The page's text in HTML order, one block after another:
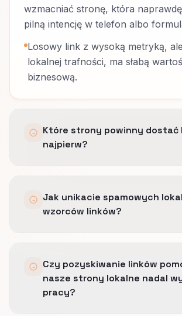
wzmacniać stronę, która
pilną intencję w telefon albo
Losowy link z wysoką metryką,
lokalnej trafności, ma słabą
biznesową.
Które strony powinny dostać
najpierw?
dopasowanie i dobrze konwertują
o wyraźnej intencji zakupu.
Jak unikacie spamowych
wzorców linków?
dlaczego każda publikacja pasuje
usługi, i unikamy śladów, które
sztucznie wyprodukowane.
Czy pozyskiwanie linków
nasze strony lokalne nadal
pracy?